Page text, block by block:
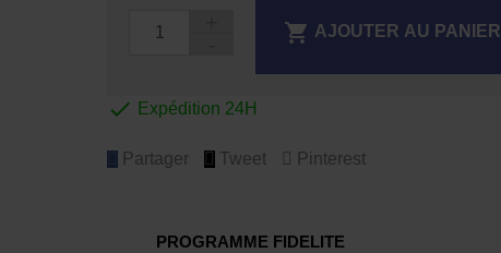
 AJOUTER AU PANIER
 Expédition 24H
Partager Tweet Pinterest
PROGRAMME FIDELITE